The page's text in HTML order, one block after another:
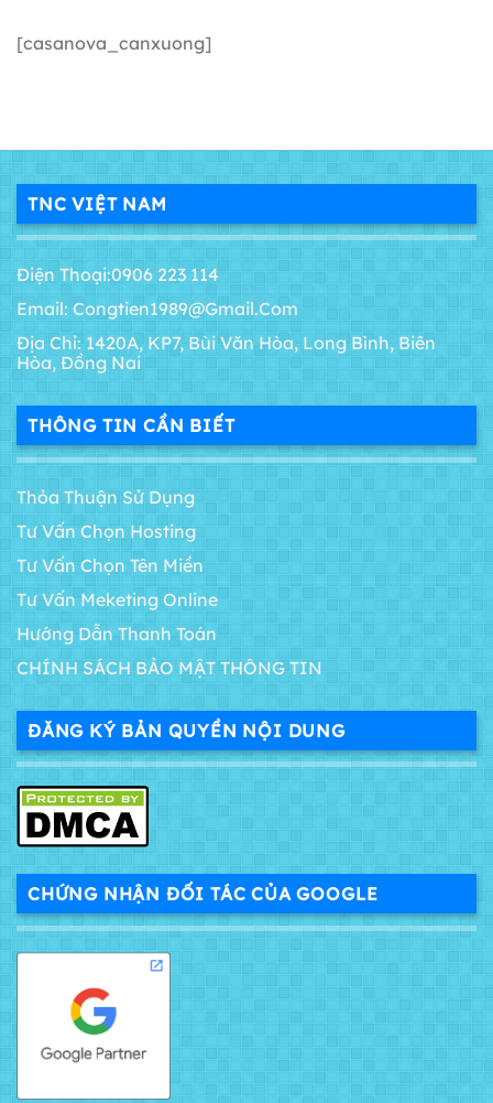
[casanova_canxuong]
TNC VIỆT NAM
Điện Thoại:0906 223 114
Email: Congtien1989@gmail.com
Địa Chỉ: 1420A, KP7, Bùi Văn Hòa, Long Bình, Biên
Hòa, Đồng Nai
THÔNG TIN CẦN BIẾT
Thỏa Thuận Sử Dụng
Tư Vấn Chọn Hosting
Tư Vấn Chọn Tên Miền
Tư Vấn Meketing Online
Hướng Dẫn Thanh Toán
CHÍNH SÁCH BẢO MẬT THÔNG TIN
ĐĂNG KÝ BẢN QUYỀN NỘI DUNG
CHỨNG NHẬN ĐỐI TÁC CỦA GOOGLE